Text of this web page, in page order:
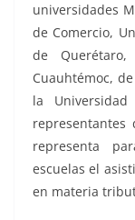
universidades
de Comercio,
de
Cuauhtémoc,
la
representa
escuelas el
en materia